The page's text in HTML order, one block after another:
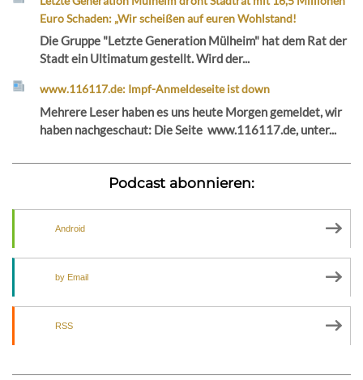
Euro Schaden: „Wir scheißen auf euren Wohlstand!
Die Gruppe "Letzte Generation Mülheim" hat dem Rat der
Stadt ein Ultimatum gestellt. Wird der...
www.116117.de: Impf-Anmeldeseite ist down
Mehrere Leser haben es uns heute Morgen gemeldet, wir
haben nachgeschaut: Die Seite www.116117.de, unter...
Podcast abonnieren:
Android
by Email
RSS